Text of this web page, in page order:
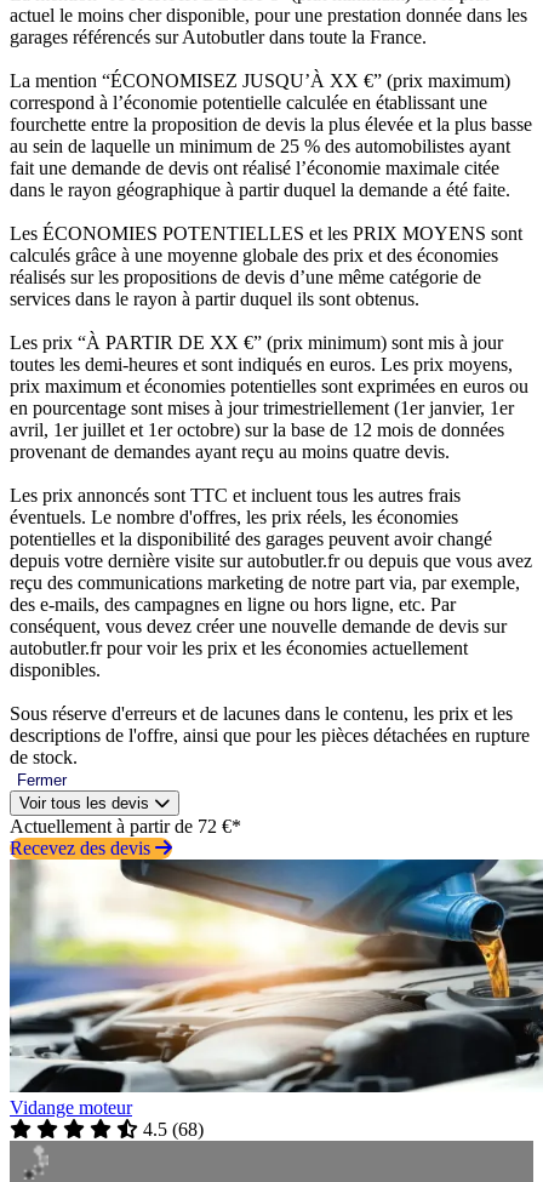
actuel le moins cher disponible, pour une prestation donnée dans les
garages référencés sur Autobutler dans toute la France.
La mention “ÉCONOMISEZ JUSQU’À XX €” (prix maximum)
correspond à l’économie potentielle calculée en établissant une
fourchette entre la proposition de devis la plus élevée et la plus basse
au sein de laquelle un minimum de 25 % des automobilistes ayant
fait une demande de devis ont réalisé l’économie maximale citée
dans le rayon géographique à partir duquel la demande a été faite.
Les ÉCONOMIES POTENTIELLES et les PRIX MOYENS sont
calculés grâce à une moyenne globale des prix et des économies
réalisés sur les propositions de devis d’une même catégorie de
services dans le rayon à partir duquel ils sont obtenus.
Les prix “À PARTIR DE XX €” (prix minimum) sont mis à jour
toutes les demi-heures et sont indiqués en euros. Les prix moyens,
prix maximum et économies potentielles sont exprimées en euros ou
en pourcentage sont mises à jour trimestriellement (1er janvier, 1er
avril, 1er juillet et 1er octobre) sur la base de 12 mois de données
provenant de demandes ayant reçu au moins quatre devis.
Les prix annoncés sont TTC et incluent tous les autres frais
éventuels. Le nombre d'offres, les prix réels, les économies
potentielles et la disponibilité des garages peuvent avoir changé
depuis votre dernière visite sur autobutler.fr ou depuis que vous avez
reçu des communications marketing de notre part via, par exemple,
des e-mails, des campagnes en ligne ou hors ligne, etc. Par
conséquent, vous devez créer une nouvelle demande de devis sur
autobutler.fr pour voir les prix et les économies actuellement
disponibles.
Sous réserve d'erreurs et de lacunes dans le contenu, les prix et les
descriptions de l'offre, ainsi que pour les pièces détachées en rupture
de stock.
Fermer
Voir tous les devis
Actuellement à partir de 72 €*
Recevez des devis
Vidange moteur
4.5 (68)